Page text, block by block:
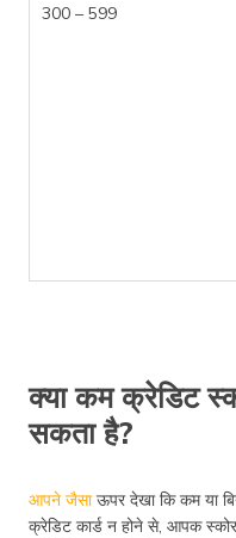
300 – 599
क्या कम क्रेडिट
सकता है?
आपने जैसाऊपर देखा कि कम या
क्रेडिट कार्ड न होने से, आपक स्कोर